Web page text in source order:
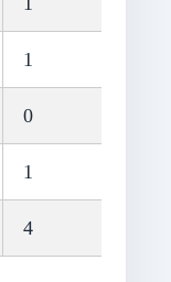
1
0
1
4